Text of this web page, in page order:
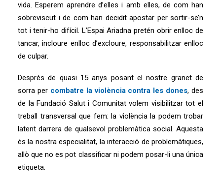
vida. Esperem aprendre d’elles i amb elles, de com han
sobreviscut i de com han decidit apostar per sortir-se’n
tot i tenir-ho difícil. L’Espai Ariadna pretén obrir enlloc de
tancar, incloure enlloc d’excloure, responsabilitzar enlloc
de culpar.
Després de quasi 15 anys posant el nostre granet de
sorra per combatre la violència contra les dones, des
de la Fundació Salut i Comunitat volem visibilitzar tot el
treball transversal que fem: la violència la podem trobar
latent darrera de qualsevol problemàtica social. Aquesta
és la nostra especialitat, la interacció de problemàtiques,
allò que no es pot classificar ni podem posar-li una única
etiqueta.